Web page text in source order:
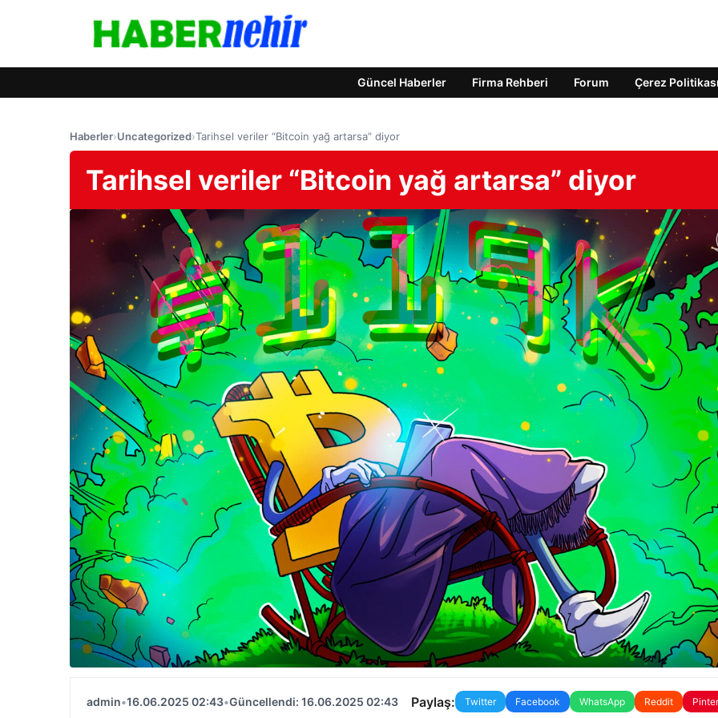
Güncel Haberler Firma Rehberi Forum Çerez Politikası
Haberler›Uncategorized›Tarihsel veriler “Bitcoin yağ artarsa” diyor
Tarihsel veriler “Bitcoin yağ artarsa” diyor
admin•16.06.2025 02:43•Güncellendi: 16.06.2025 02:43 Paylaş: Twitter Facebook WhatsApp Reddit